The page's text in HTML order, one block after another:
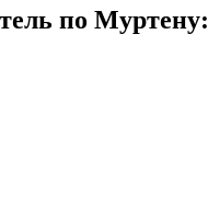
по Муртену: